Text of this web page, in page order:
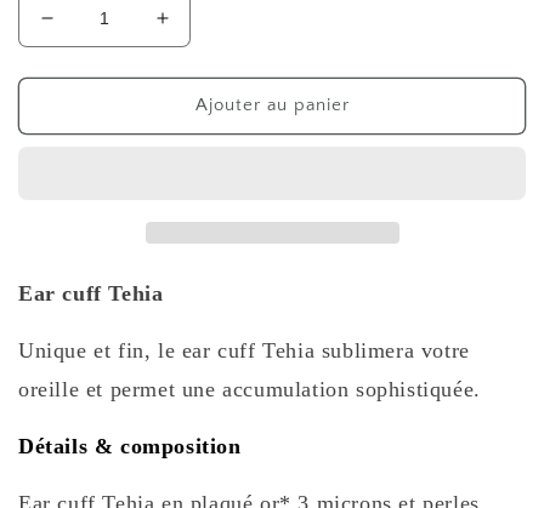
Réduire
la
quantité
Ear
Augmenter
la
quantité
Ear
Ajouter au panier
Ear cuff Tehia
Unique et fin, le ear cuff Tehia sublimera votre
oreille et permet une accumulation sophistiquée.
Détails & composition
Ear cuff Tehia en plaqué or* 3 microns et perles